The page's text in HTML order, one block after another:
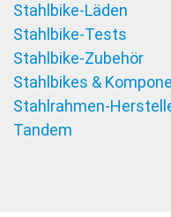
Stahlbike-Läden
Stahlbike-Tests
Stahlbike-Zubehör
Stahlbikes &
Stahlrahmen-
Tandem